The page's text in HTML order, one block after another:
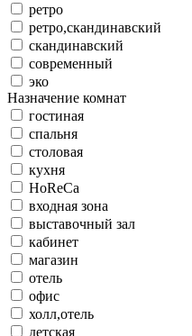
ретро
ретро,скандинавский
скандинавский
современный
эко
Назначение комнат
гостиная
спальня
столовая
кухня
HoReCa
входная зона
выставочный зал
кабинет
магазин
отель
офис
холл,отель
детская